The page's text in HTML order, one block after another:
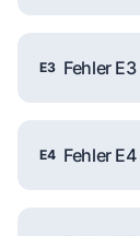
E3 Fehler
E4 Fehler